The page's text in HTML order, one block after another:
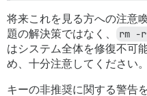
将来これを見る方への注意
題の解決策ではなく、
rm -
はシステム全体を修復不可
め、十分注意してください。
キーの非推奨に関する警告